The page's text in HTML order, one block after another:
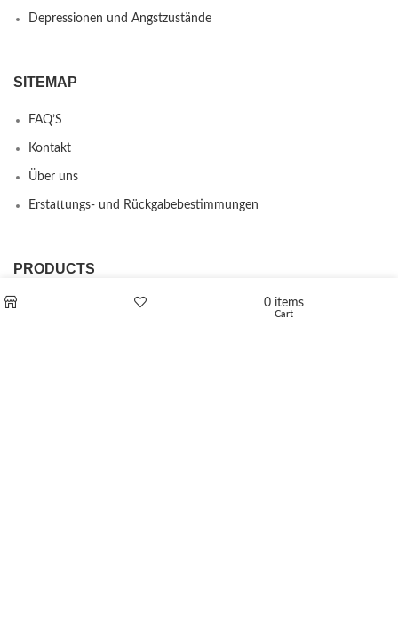
Depressionen und Angstzustände
SITEMAP
FAQ’S
Kontakt
Über uns
Erstattungs- und Rückgabebestimmungen
PRODUCTS
L-Polaflux® 5 mg/ml 0 items
Cart